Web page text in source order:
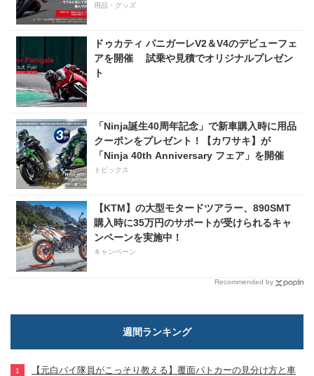
用品・グッズ
ドゥカティ パニガーレV2＆V4のデビューフェ
アを開催 試乗や見積でオリジナルプレゼン
ト
「Ninja誕生40周年記念」で新車購入時に用品
クーポンをプレゼント！【カワサキ】が
「Ninja 40th Anniversary フェア」を開催
トピックス
【KTM】の大型モタードツアラー、890SMT
購入時に35万円のサポートが受けられるキャ
ンペーンを実施中！
キャンペーン
Recommended by
週間ランキング
【元白バイ隊員がこっそり教える】覆面パトカーの見分け方と車